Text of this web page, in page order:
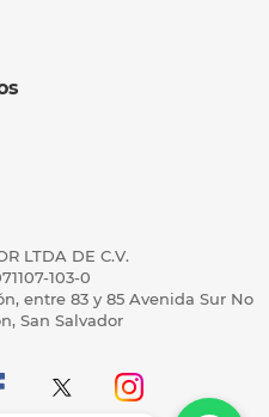
LTDA DE C.V.
103-0
entre 83 y 85 Avenida Sur No
San Salvador